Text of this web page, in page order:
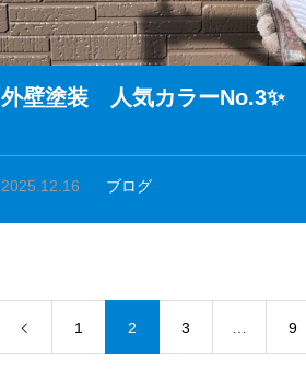
外壁塗装 人気カラーNo.3✨
2025.12.16 ブログ
1 2 3 … 9